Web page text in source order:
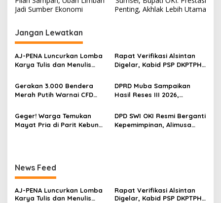
v
i
g
a
s
i
p
s
Jadi Sumber Ekonomi
Penting, Akhlak Lebih Utama
Jangan Lewatkan
‎AJ-PENA Luncurkan Lomba
Karya Tulis dan Menulis
Membangun Generasi
Jurnalis Muda Berdaya
Rapat Verifikasi Alsintan
Digelar, Kabid PSP DKPTPH
Sorotan Dugaan Gratifikasi
Gerakan 3.000 Bendera
Merah Putih Warnai CFD
HUT Ke-81 RI dengan
Semangat Persatuan
DPRD Muba Sampaikan
Hasil Reses III 2026,
Agenda Pembangunan
Geger! Warga Temukan
Mayat Pria di Parit Kebun
DPD SWI OKI Resmi Berganti
Kepemimpinan, Alimusa
News Feed
‎AJ-PENA Luncurkan Lomba
Karya Tulis dan Menulis
Rapat Verifikasi Alsintan
Digelar, Kabid PSP DKPTPH